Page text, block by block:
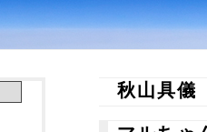
秋山具儀